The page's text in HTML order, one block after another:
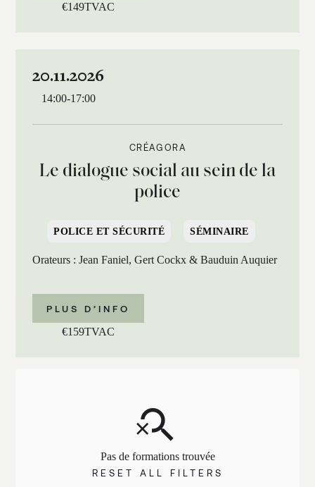
€149TVAC
20.11.2026
14:00-17:00
CRÉAGORA
Le dialogue social au sein de la
police
POLICE ET SÉCURITÉ SÉMINAIRE
Orateurs : Jean Faniel, Gert Cockx & Bauduin Auquier
PLUS D’INFO
€159TVAC
Pas de formations trouvée
RESET ALL FILTERS